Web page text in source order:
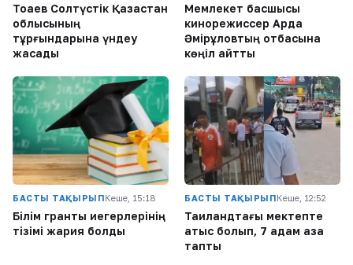
Тоқаев Солтүстік Қазақстан
облысының
тұрғындарына үндеу
жасады
Мемлекет басшысы
кинорежиссер Ардақ
Әмірқұловтың отбасына
көңіл айтты
БАСТЫ ТАҚЫРЫПКеше, 15:18
Білім гранты иегерлерінің
тізімі жария болды
БАСТЫ ТАҚЫРЫПКеше, 12:52
Таиландтағы мектепте
атыс болып, 7 адам қаза
тапты